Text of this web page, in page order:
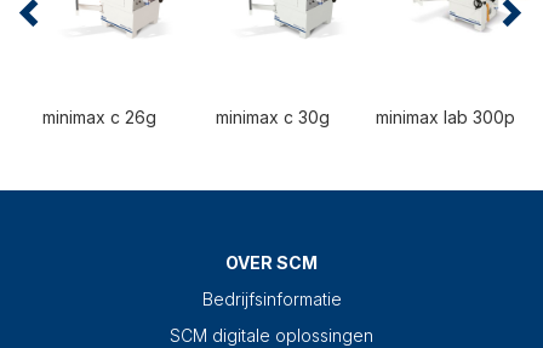
minimax c 26g minimax c 30g minimax lab 300p
OVER SCM
Bedrijfsinformatie
SCM digitale oplossingen